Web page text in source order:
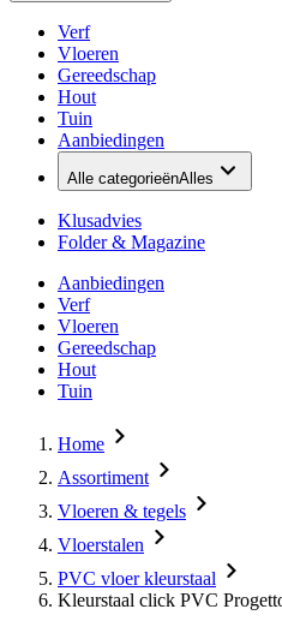
Verf
Vloeren
Gereedschap
Hout
Tuin
Aanbiedingen
Alle categorieënAlles
Klusadvies
Folder & Magazine
Aanbiedingen
Verf
Vloeren
Gereedschap
Hout
Tuin
Home
Assortiment
Vloeren & tegels
Vloerstalen
PVC vloer kleurstaal
Kleurstaal click PVC